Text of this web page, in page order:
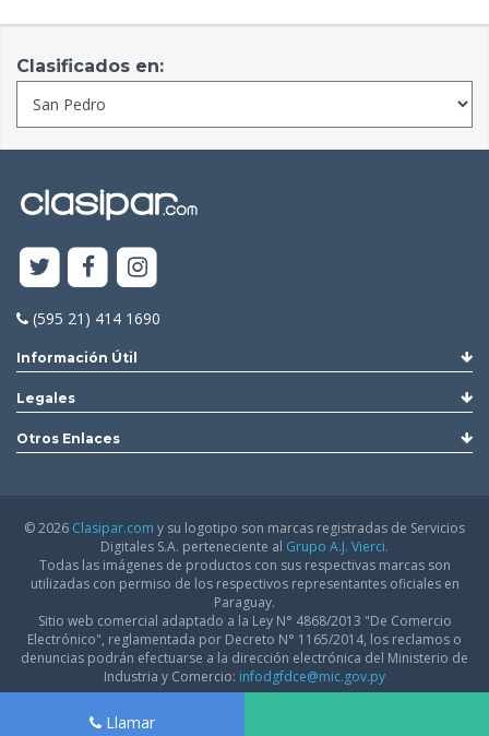
Llamar
Clasificados en:
(595 21) 414 1690
Información Útil
Legales
Otros Enlaces
© 2026 Clasipar.com y su logotipo son marcas registradas de Servicios
Digitales S.A. perteneciente al Grupo A.J. Vierci.
Todas las imágenes de productos con sus respectivas marcas son
utilizadas con permiso de los respectivos representantes oficiales en
Paraguay.
Sitio web comercial adaptado a la Ley N° 4868/2013 "De Comercio
Electrónico", reglamentada por Decreto N° 1165/2014, los reclamos o
denuncias podrán efectuarse a la dirección electrónica del Ministerio de
Industria y Comercio: infodgfdce@mic.gov.py